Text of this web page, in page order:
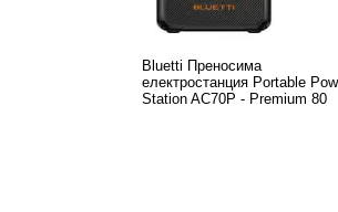
Bluetti Преносима
електростанция Portable
Station AC70P - Premium 80